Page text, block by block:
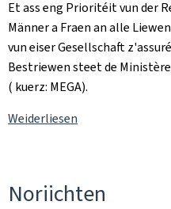
Et ass eng Prioritéit vun der
Männer a Fraen an alle
vun eiser Gesellschaft
Bestriewen steet de
( kuerz: MEGA).
Weiderliesen
Noriichten